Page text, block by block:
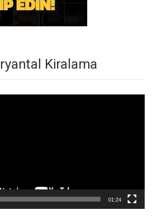
Kiralama
01:24